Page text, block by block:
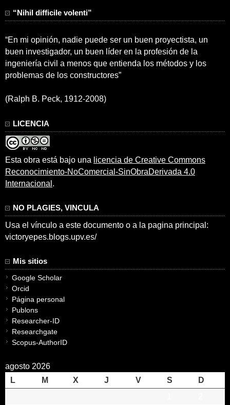
“Nihil difficile volenti”
“En mi opinión, nadie puede ser un buen proyectista, un
buen investigador, un buen líder en la profesión de la
ingeniería civil a menos que entienda los métodos y los
problemas de los constructores”
(Ralph B. Peck, 1912-2008)
LICENCIA
Esta obra está bajo una licencia de Creative Commons
Reconocimiento-NoComercial-SinObraDerivada 4.0
Internacional .
NO PLAGIES, VINCULA
Usa el vínculo a este documento o a la pagina principal:
victoryepes.blogs.upv.es/
Mis sitios
Google Scholar
Orcid
Página personal
Publons
Researcher-ID
Researchgate
Scopus-AuthorID
agosto 2026
L
M X J V S
D